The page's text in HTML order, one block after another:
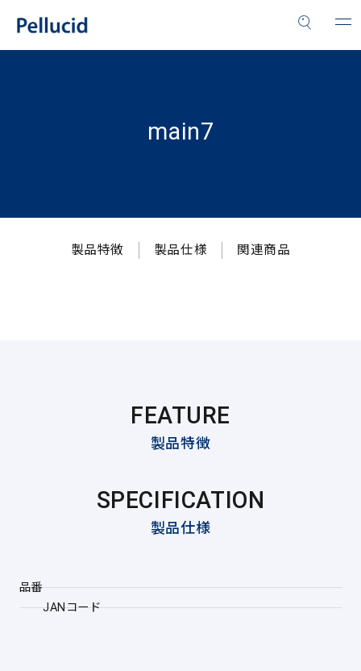
main7
製品特徴 製品仕様 関連商品
FEATURE
製品特徴
SPECIFICATION
製品仕様
品番
JANコード